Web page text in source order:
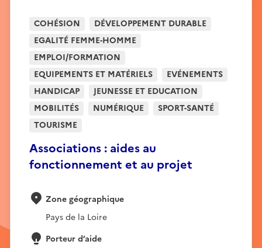
Associations : aides au
fonctionnement et au projet
COHÉSION
DÉVELOPPEMENT DURABLE
EGALITÉ FEMME-HOMME
EMPLOI/FORMATION
EQUIPEMENTS ET MATÉRIELS
EVÉNEMENTS
HANDICAP
JEUNESSE ET EDUCATION
MOBILITÉS
NUMÉRIQUE
SPORT-SANTÉ
TOURISME
Zone géographique
Pays de la Loire
Porteur d’aide